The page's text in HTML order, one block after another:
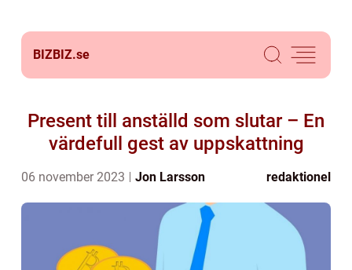
BIZBIZ.se
Present till anställd som slutar – En
värdefull gest av uppskattning
06 november 2023 Jon Larsson redaktionel